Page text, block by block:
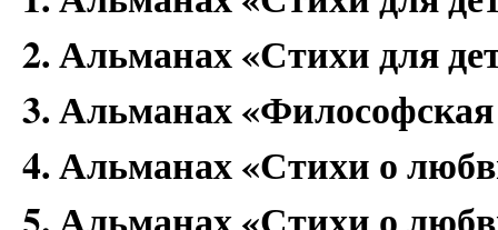
2. Альманах «Стихи для
3. Альманах
4. Альманах «Стихи о